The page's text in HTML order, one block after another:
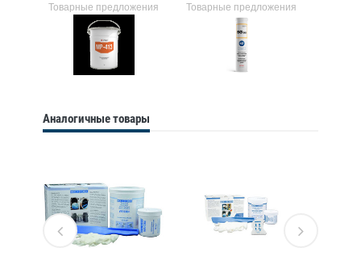
Товарные предложения Товарные предложения
Аналогичные товары